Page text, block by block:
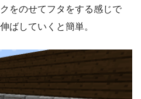
をのせてフタをする感じで
ばしていくと簡単。